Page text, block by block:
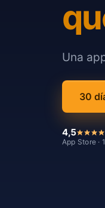
Una
30
4,5
App Store ·